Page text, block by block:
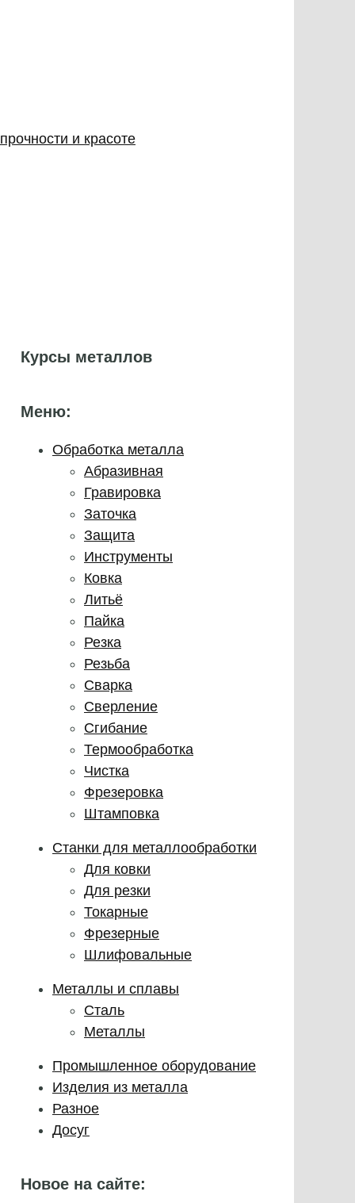
Курсы металлов
Меню:
Обработка металла
Абразивная
Гравировка
Заточка
Защита
Инструменты
Ковка
Литьё
Пайка
Резка
Резьба
Сварка
Сверление
Сгибание
Термообработка
Чистка
Фрезеровка
Штамповка
Станки для металлообработки
Для ковки
Для резки
Токарные
Фрезерные
Шлифовальные
Металлы и сплавы
Сталь
Металлы
Промышленное оборудование
Изделия из металла
Разное
Досуг
Новое на сайте:
и красоте